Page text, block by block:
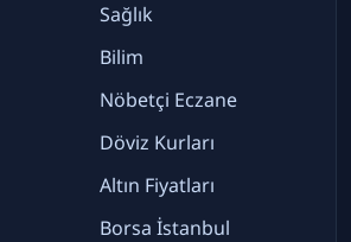
Sağlık
Bilim
Nöbetçi Eczane
Döviz Kurları
Altın Fiyatları
Borsa İstanbul